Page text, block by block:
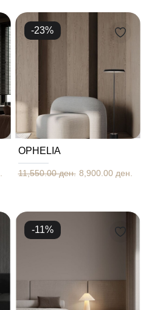
-23%
OPHELIA
11,550.00 ден. 8,900.00 ден.
-11%